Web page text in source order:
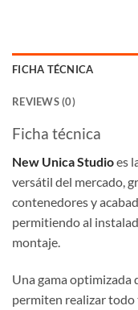
FICHA TÉCNICA
REVIEWS (0)
Ficha técnica
New Unica Studioes
versátil del mercado,
contenedores y
permitiendo al
montaje.
Una gama optimizada
permiten realizar